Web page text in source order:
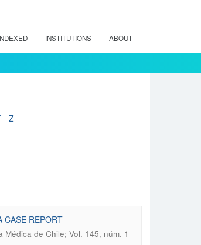
INSTITUTIONS ABOUT
Z
CASE REPORT
Médica de Chile; Vol. 145, núm. 1